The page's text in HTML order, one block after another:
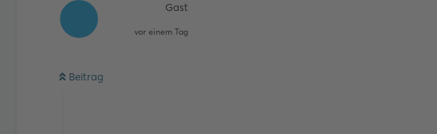
Gast
vor einem Tag
Beitrag